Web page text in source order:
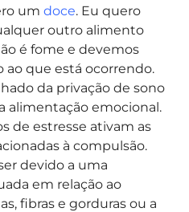
um doce. Eu quero
outro alimento
é fome e devemos
ao que está ocorrendo.
da privação de sono
alimentação emocional.
de estresse ativam as
à compulsão.
devido a uma
em relação ao
fibras e gorduras ou a